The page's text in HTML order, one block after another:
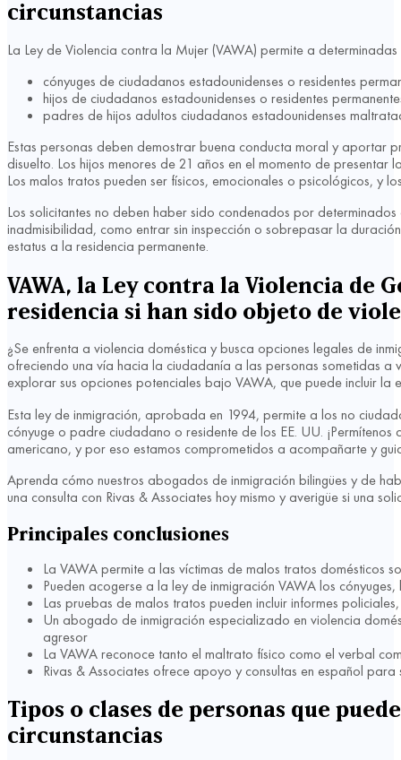
circunstancias
La Ley de Violencia contra la Mujer (VAWA) permite a
cónyuges de ciudadanos estadounidenses o residentes
hijos de ciudadanos estadounidenses o residentes
padres de hijos adultos ciudadanos estadounidenses
Estas personas deben demostrar buena conducta moral y aportar
disuelto. Los hijos menores de 21 años en el momento de
Los malos tratos pueden ser físicos, emocionales o psicológicos, y
Los solicitantes no deben haber sido condenados por
inadmisibilidad, como entrar sin inspección o sobrepasar la
estatus a la residencia permanente.
VAWA, la Ley contra la Violencia de
residencia si han sido objeto de
¿Se enfrenta a violencia doméstica y busca opciones legales de
ofreciendo una vía hacia la ciudadanía a las personas sometidas a
explorar sus opciones potenciales bajo VAWA, que puede incluir
Esta ley de inmigración, aprobada en 1994, permite a los no
cónyuge o padre ciudadano o residente de los EE. UU.
americano, y por eso estamos comprometidos a acompañarte y
Aprenda cómo nuestros abogados de inmigración bilingües y de
una consulta con Rivas & Associates hoy mismo y averigüe si una
Principales conclusiones
La VAWA permite a las víctimas de malos tratos domésticos
Pueden acogerse a la ley de inmigración VAWA los
Las pruebas de malos tratos pueden incluir informes
Un abogado de inmigración especializado en violencia
agresor
La VAWA reconoce tanto el maltrato físico como el verbal
Rivas & Associates ofrece apoyo y consultas en español para
Tipos o clases de personas que
circunstancias